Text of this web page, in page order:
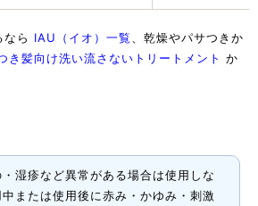
ら IAU（イオ）一覧
、乾燥やパサつきか
き髪向け洗い流さないトリートメント か
湿疹など異常がある場合は使用しな
または使用後に赤み・かゆみ・刺激